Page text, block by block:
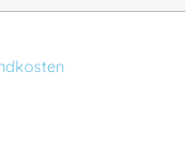
und Spender –